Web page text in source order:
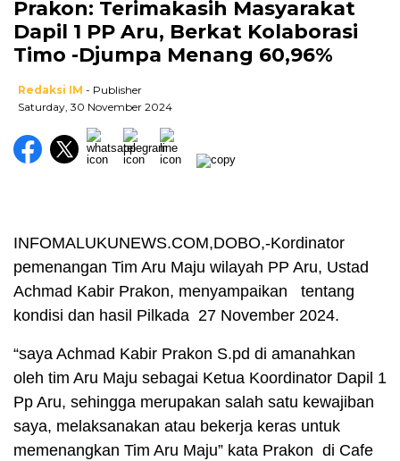
Prakon: Terimakasih Masyarakat
Dapil 1 PP Aru, Berkat Kolaborasi
Timo -Djumpa Menang 60,96%
Redaksi IM - Publisher
Saturday, 30 November 2024
INFOMALUKUNEWS.COM,DOBO,-Kordinator
pemenangan Tim Aru Maju wilayah PP Aru, Ustad
Achmad Kabir Prakon, menyampaikan tentang
kondisi dan hasil Pilkada 27 November 2024.
“saya Achmad Kabir Prakon S.pd di amanahkan
oleh tim Aru Maju sebagai Ketua Koordinator Dapil 1
Pp Aru, sehingga merupakan salah satu kewajiban
saya, melaksanakan atau bekerja keras untuk
memenangkan Tim Aru Maju” kata Prakon di Cafe